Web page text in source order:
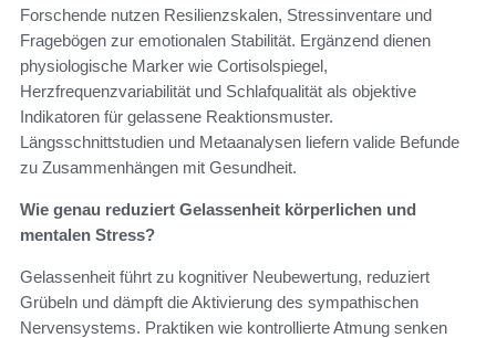
Forschende nutzen Resilienzskalen, Stressinventare und
Fragebögen zur emotionalen Stabilität. Ergänzend dienen
physiologische Marker wie Cortisolspiegel,
Herzfrequenzvariabilität und Schlafqualität als objektive
Indikatoren für gelassene Reaktionsmuster.
Längsschnittstudien und Metaanalysen liefern valide Befunde
zu Zusammenhängen mit Gesundheit.
Wie genau reduziert Gelassenheit körperlichen und
mentalen Stress?
Gelassenheit führt zu kognitiver Neubewertung, reduziert
Grübeln und dämpft die Aktivierung des sympathischen
Nervensystems. Praktiken wie kontrollierte Atmung senken